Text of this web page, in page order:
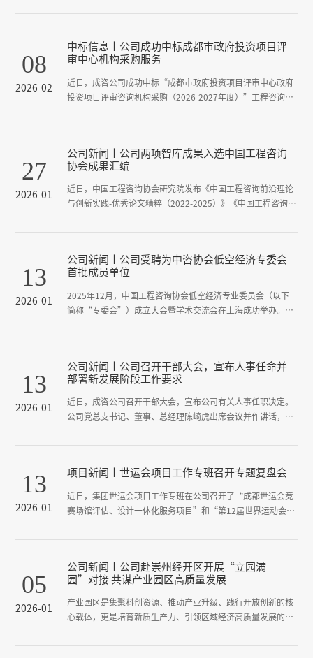
08
2026-02
中标信息丨公司成功中标成都市政府投资项目评
审中心机构采购服务
近日，成咨公司成功中标“成都市政府投资项目评审中心政府
投资项目评审咨询机构采购（2026-2027年度）”工程咨询类
务成都市重大战略、促进政府投资科学决策方面的标杆地位。
27
2026-01
公司新闻丨公司两项智库成果入选中国工程咨询
协会成果汇编
近日，中国工程咨询协会研究院发布《中国工程咨询前沿理论
与创新实践-优秀论文精粹（2022-2025）》《中国工程咨询关
发区高质量发展存在的问题和建议》凭借扎实的调研、深入的
分析与务实的建议，成功入选以上两大成果汇编，彰显了公司
13
2026-01
公司新闻丨公司受聘为中咨协会低空经济专委会
首批成员单位
2025年12月，中国工程咨询协会低空经济专业委员会（以下
简称“专委会”）成立大会暨学术交流会在上海成功举办。本
13
2026-01
公司新闻丨公司召开干部大会，宣布人事任命并
部署新发展阶段工作要求
近日，成咨公司召开干部大会，宣布公司有关人事任职决定。
公司党总支书记、董事、总经理陈崎虎出席会议并作讲话，党
13
2026-01
项目新闻丨世运会项目工作专班召开专题复盘会
近日，集团世运会项目工作专班在公司召开了“成都世运会竞
赛场馆评估、设计一体化服务项目”和“第12届世界运动会竞
筑院、市建科院以及华体创研等参建单位项目负责人及公司相
关部门负责人参会。会议全面复盘项目成果、凝练经验智慧、
明确后续发展方向。
05
2026-01
公司新闻丨公司赴崇州经开区开展“立园满
园”对接 共谋产业园区高质量发展
产业园区是集聚科创资源、推动产业升级、践行开放创新的核
心载体，更是培育新质生产力、引领区域经济高质量发展的主